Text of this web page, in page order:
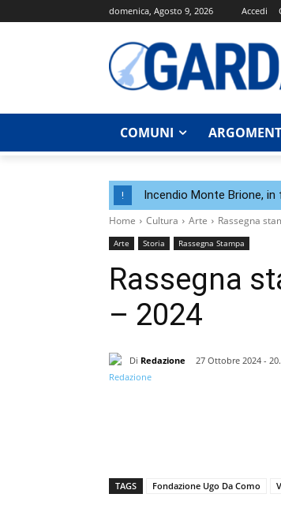
domenica, Agosto 9, 2026 Accedi
COMUNI
! Incendio Monte Brione,
Home Cultura Arte Rassegna
Arte Storia Rassegna Stampa
Rassegna
– 2024
Di Redazione
27 Ottobre 2024 -
TAGS Fondazione Ugo Da Como